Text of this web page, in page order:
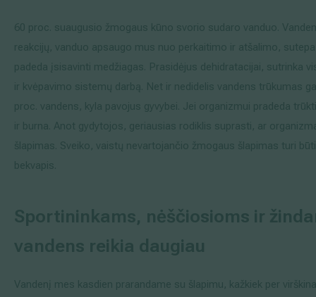
60 proc. suaugusio žmogaus kūno svorio sudaro vanduo.
reakcijų, vanduo apsaugo mus nuo perkaitimo ir atšalimo,
padeda įsisavinti medžiagas. Prasidėjus dehidratacijai, sutrinka
ir kvėpavimo sistemų darbą. Net ir nedidelis vandens trūkumas
proc. vandens, kyla pavojus gyvybei. Jei organizmui pradeda
ir burna. Anot gydytojos, geriausias rodiklis suprasti, ar
šlapimas. Sveiko, vaistų nevartojančio žmogaus šlapimas turi
bekvapis.
Sportininkams, nėščiosioms ir
vandens reikia daugiau
Vandenį mes kasdien prarandame su šlapimu, kažkiek per